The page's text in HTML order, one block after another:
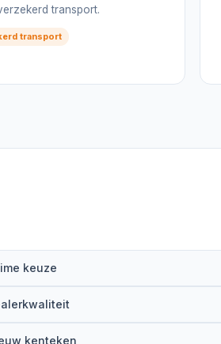
transport.
transport
keuze
kenteken